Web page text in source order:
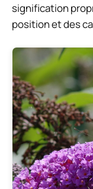
signification
position et des